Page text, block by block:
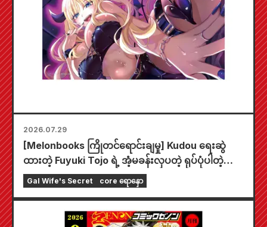
2026.07.29
[Melonbooks ကြိုတင်ရောင်းချမှု] Kudou ရေးဆွဲ
ထားတဲ့ Fuyuki Tojo ရဲ့ အံ့မခန်းလှပတဲ့ ရုပ်ပုံပါတဲ့
အထူးကစားခုံတစ်ခုပါဝင်တဲ့ အကန့်အသတ်ထုတ် အစုံ
အတွက် ကြိုတင်မှာယူနိုင်ပါပြီ။ "The Secret of the
အောက်တိုဘာလ ၂၀ ရက်နေ့မှာ ဖြန့်ချိဖို့ စီစဉ်ထားပါ
Gal Wife's Secret core ရောနှော